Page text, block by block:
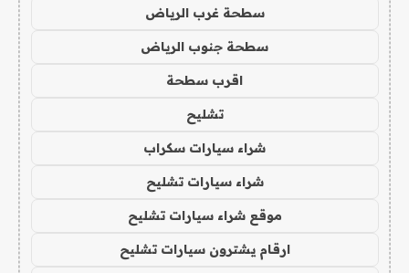
سطحة غرب الرياض
سطحة جنوب الرياض
اقرب سطحة
تشليح
شراء سيارات سكراب
شراء سيارات تشليح
موقع شراء سيارات تشليح
ارقام يشترون سيارات تشليح